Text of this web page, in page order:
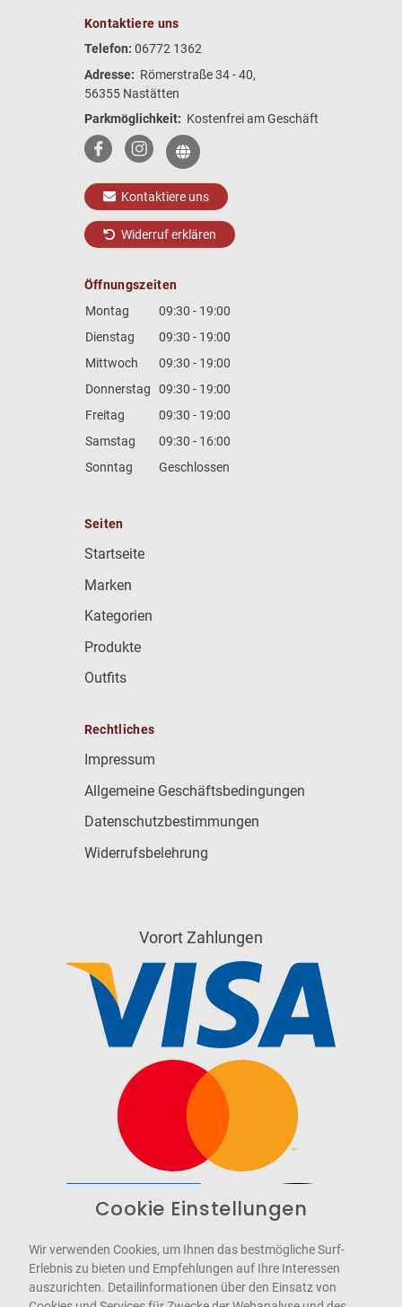
Kontaktiere uns
Telefon: 06772 1362
Adresse: Römerstraße 34 - 40,
56355 Nastätten
Parkmöglichkeit: Kostenfrei am Geschäft
Kontaktiere uns
Widerruf erklären
Öffnungszeiten
Montag
09:30 - 19:00
Dienstag
09:30 - 19:00
Mittwoch
09:30 - 19:00
Donnerstag
09:30 - 19:00
Freitag
09:30 - 19:00
Samstag
09:30 - 16:00
Sonntag
Geschlossen
Seiten
Startseite
Marken
Kategorien
Produkte
Outfits
Rechtliches
Impressum
Allgemeine Geschäftsbedingungen
Datenschutzbestimmungen
Widerrufsbelehrung
Vorort Zahlungen
WCAG-2.1-AA
Cookie Einstellungen
Wir verwenden Cookies, um Ihnen das bestmögliche Surf-
Erlebnis zu bieten und Empfehlungen auf Ihre Interessen
auszurichten. Detailinformationen über den Einsatz von